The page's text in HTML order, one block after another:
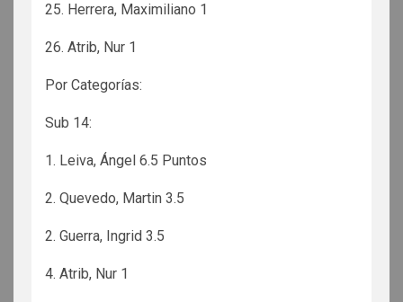
25. Herrera, Maximiliano 1
26. Atrib, Nur 1
Por Categorías:
Sub 14:
1. Leiva, Ángel 6.5 Puntos
2. Quevedo, Martin 3.5
2. Guerra, Ingrid 3.5
4. Atrib, Nur 1